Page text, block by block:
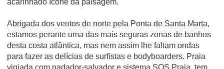
Abrigada dos ventos de norte pela Ponta de Santa Marta,
estamos perante uma das mais seguras zonas de banhos
desta costa atlântica, mas nem assim lhe faltam ondas
para fazer as delícias de surfistas e bodyboarders. Praia
vigiada com nadador-salvador e sistema SOS Praia, tem